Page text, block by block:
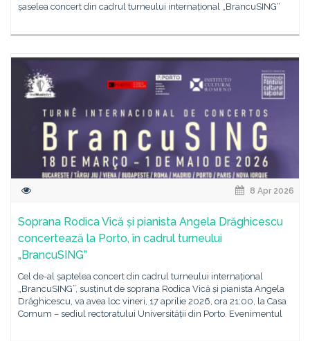
șaselea concert din cadrul turneului internațional „BrancuSING“
8 Apr 2026
Soprana Rodica Vică și pianista Angela Drăghicescu
concertează la Porto, în cadrul turneului
„BrancuSING”
Cel de-al șaptelea concert din cadrul turneului internațional
„BrancuSING”, susținut de soprana Rodica Vică și pianista Angela
Drăghicescu, va avea loc vineri, 17 aprilie 2026, ora 21:00, la Casa
Comum – sediul rectoratului Universității din Porto. Evenimentul